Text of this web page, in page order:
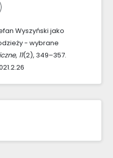
Wyszyński jako
- wybrane
, 11(2), 349–357.